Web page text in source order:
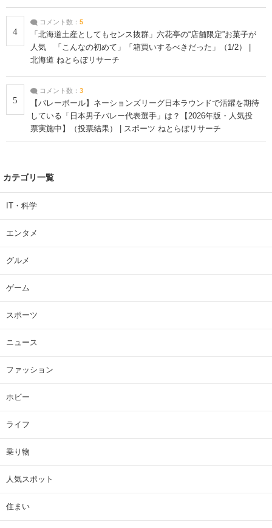
4
コメント数： 5
「北海道土産としてもセンス抜群」六花亭の“店舗限定”お菓子が
人気 「こんなの初めて」「箱買いするべきだった」（1/2） |
北海道 ねとらぼリサーチ
5
コメント数： 3
【バレーボール】ネーションズリーグ日本ラウンドで活躍を期待
している「日本男子バレー代表選手」は？【2026年版・人気投
票実施中】（投票結果） | スポーツ ねとらぼリサーチ
カテゴリ一覧
IT・科学
エンタメ
グルメ
ゲーム
スポーツ
ニュース
ファッション
ホビー
ライフ
乗り物
人気スポット
住まい